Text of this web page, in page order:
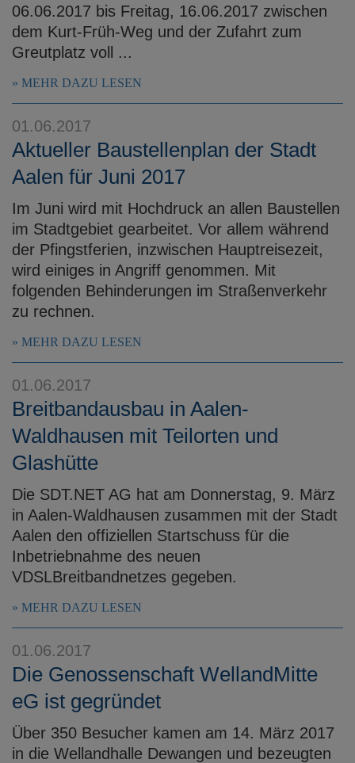
06.06.2017 bis Freitag, 16.06.2017 zwischen
dem Kurt-Früh-Weg und der Zufahrt zum
Greutplatz voll ...
MEHR DAZU LESEN
01.06.2017
Aktueller Baustellenplan der Stadt
Aalen für Juni 2017
Im Juni wird mit Hochdruck an allen Baustellen
im Stadtgebiet gearbeitet. Vor allem während
der Pfingstferien, inzwischen Hauptreisezeit,
wird einiges in Angriff genommen. Mit
folgenden Behinderungen im Straßenverkehr
zu rechnen.
MEHR DAZU LESEN
01.06.2017
Breitbandausbau in Aalen-
Waldhausen mit Teilorten und
Glashütte
Die SDT.NET AG hat am Donnerstag, 9. März
in Aalen-Waldhausen zusammen mit der Stadt
Aalen den offiziellen Startschuss für die
Inbetriebnahme des neuen
VDSLBreitbandnetzes gegeben.
MEHR DAZU LESEN
01.06.2017
Die Genossenschaft WellandMitte
eG ist gegründet
Über 350 Besucher kamen am 14. März 2017
in die Wellandhalle Dewangen und bezeugten